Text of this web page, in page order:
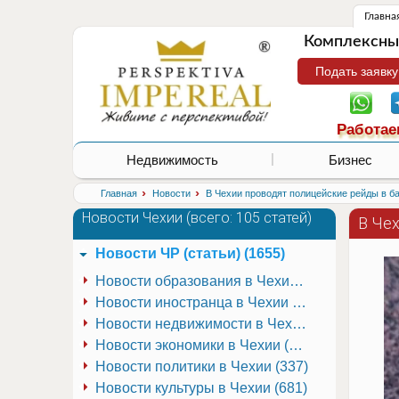
Подать
Недвижимость Бизнес
Главная › Новости › В Чехии проводят полицейские рейды в
В
Новости Чехии (всего: 105 статей)
Новости иностранца в Чехии (223)
Новости культуры в Чехии (681)
Новости недвижимости в Чехии (337)
Новости образования в Чехии (251)
Новости политики в Чехии (337)
Новости ЧР (статьи) (1655)
Новости экономики в Чехии (941)